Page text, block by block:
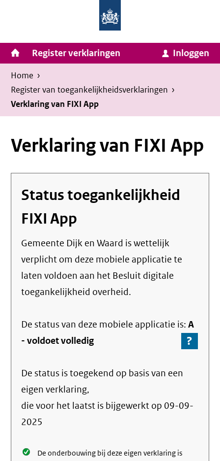
inhoud
van
Zaken
Koninkrijksrelaties
Homepage
van
Invulassistent
Toegankelijkheidsverklaring
Toegankelijkheidsverklaring
Hoofdnavigatie
Register verklaringen Inloggen
Kruimelpad
U
bevindt
zich
hier:
Home ›
Register van toegankelijkheids­verklaringen ›
Verklaring van FIXI App
Verklaring van FIXI App
Status toegankelijkheid
FIXI App
Gemeente Dijk en Waard is wettelijk
verplicht om deze mobiele applicatie te
laten voldoen aan het Besluit digitale
toegankelijkheid overheid.
De status van deze mobiele applicatie is:A
-voldoet volledig ?
Ga
over
De status is toegekend op basis van een
eigen verklaring,
die voor het laatst is bijgewerkt op 09-09-
2025
De onderbouwing bij deze eigen verklaring is